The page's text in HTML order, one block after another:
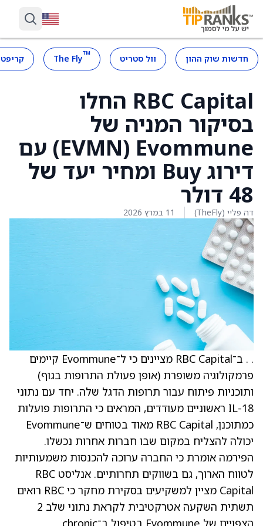
חדשות שוק ההון וול סטריט ™
The Fly
RBC Capital החלו
בסיקור המניה של
Evommune ‏(EVMN) עם
דירוג Buy ומחיר יעד של
48 דולר
דה פליי (TheFly) 11 במרץ 2026
. . ב־RBC Capital מציינים כי ל־Evommune קיימים
פרמקולוגיה משופרת (אופן פעולת התרופות בגוף)
ותוכניות פיתוח עבור תרופות הדגל שלה. יחד עם נתוני
IL-18 ראשוניים מעודדים, המראים כי התרופות פועלות
כמתוכנן, RBC Capital מאוד בטוחים ש־Evommune
יכולה להצליח במקום שבו חברות אחרות נכשלו.
הפירמה אומרת כי החברה ערוכה להכנסות משמעותיות
לטווח הארוך, גם בשווקים תחרותיים. אנליסט RBC
Capital מציין למשקיעים בסקירת מחקר כי RBC רואים
תשתית השקעה אטרקטיבית לקראת נתוני שלב 2
הצפויים של Evommune בטיפול ב־chronic